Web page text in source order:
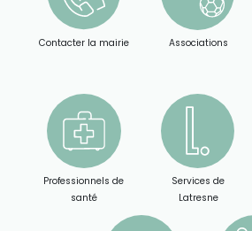
Contacter la mairie Associations
Professionnels de
santé
Services de
Latresne